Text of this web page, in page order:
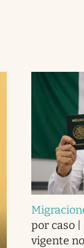
por caso
vigente